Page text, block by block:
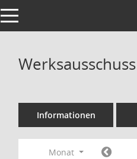
Toggle navigation
Informationen
Monat